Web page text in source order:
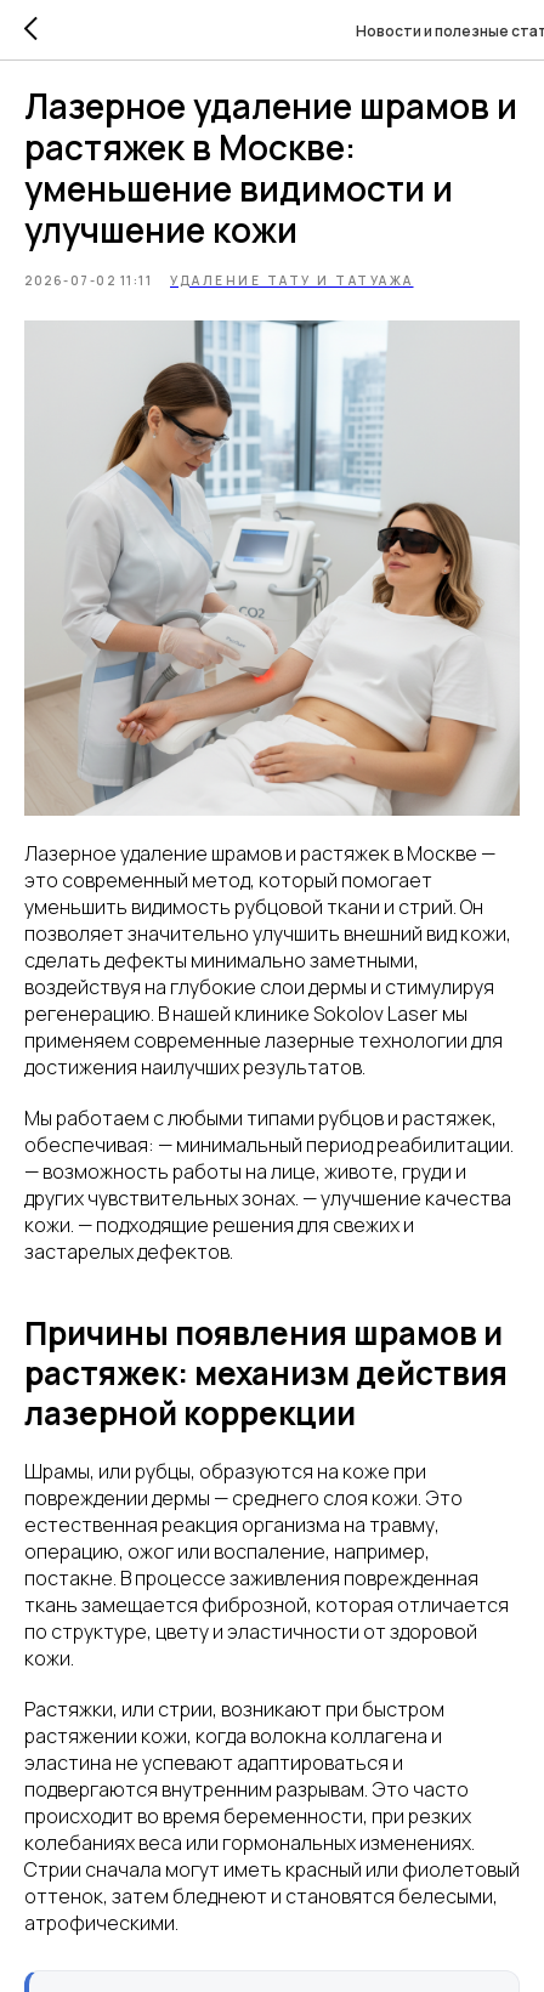
Новости и полезные
Лазерное удаление шрамов и
растяжек в Москве:
уменьшение видимости и
улучшение кожи
2026-07-02 11:11 УДАЛЕНИЕ ТАТУ И ТАТУАЖА
Лазерное удаление шрамов и растяжек в Москве —
это современный метод, который помогает
уменьшить видимость рубцовой ткани и стрий. Он
позволяет значительно улучшить внешний вид кожи,
сделать дефекты минимально заметными,
воздействуя на глубокие слои дермы и стимулируя
регенерацию. В нашей клинике Sokolov Laser мы
применяем современные лазерные технологии для
достижения наилучших результатов.
Мы работаем с любыми типами рубцов и растяжек,
обеспечивая: — минимальный период реабилитации.
— возможность работы на лице, животе, груди и
других чувствительных зонах. — улучшение качества
кожи. — подходящие решения для свежих и
застарелых дефектов.
Причины появления шрамов и
растяжек: механизм действия
лазерной коррекции
Шрамы, или рубцы, образуются на коже при
повреждении дермы — среднего слоя кожи. Это
естественная реакция организма на травму,
операцию, ожог или воспаление, например,
постакне. В процессе заживления поврежденная
ткань замещается фиброзной, которая отличается
по структуре, цвету и эластичности от здоровой
кожи.
Растяжки, или стрии, возникают при быстром
растяжении кожи, когда волокна коллагена и
эластина не успевают адаптироваться и
подвергаются внутренним разрывам. Это часто
происходит во время беременности, при резких
колебаниях веса или гормональных изменениях.
Стрии сначала могут иметь красный или фиолетовый
оттенок, затем бледнеют и становятся белесыми,
атрофическими.